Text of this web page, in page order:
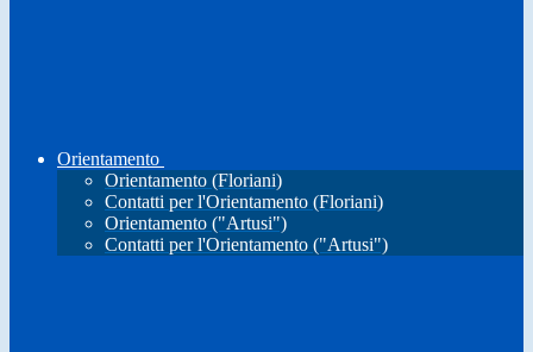
Orientamento
Orientamento (Floriani)
Contatti per l'Orientamento (Floriani)
Orientamento ("Artusi")
Contatti per l'Orientamento ("Artusi")